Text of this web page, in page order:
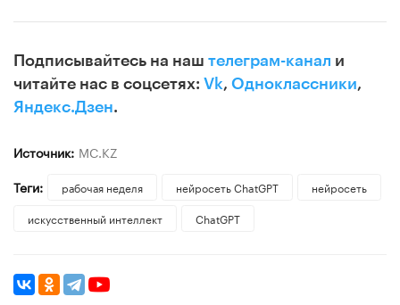
Подписывайтесь на наш телеграм-канал и
читайте нас в соцсетях: Vk, Одноклассники,
Яндекс.Дзен.
Источник: MС.KZ
Теги:
рабочая неделя нейросеть ChatGPT
нейросеть
искусственный интеллект
ChatGPT